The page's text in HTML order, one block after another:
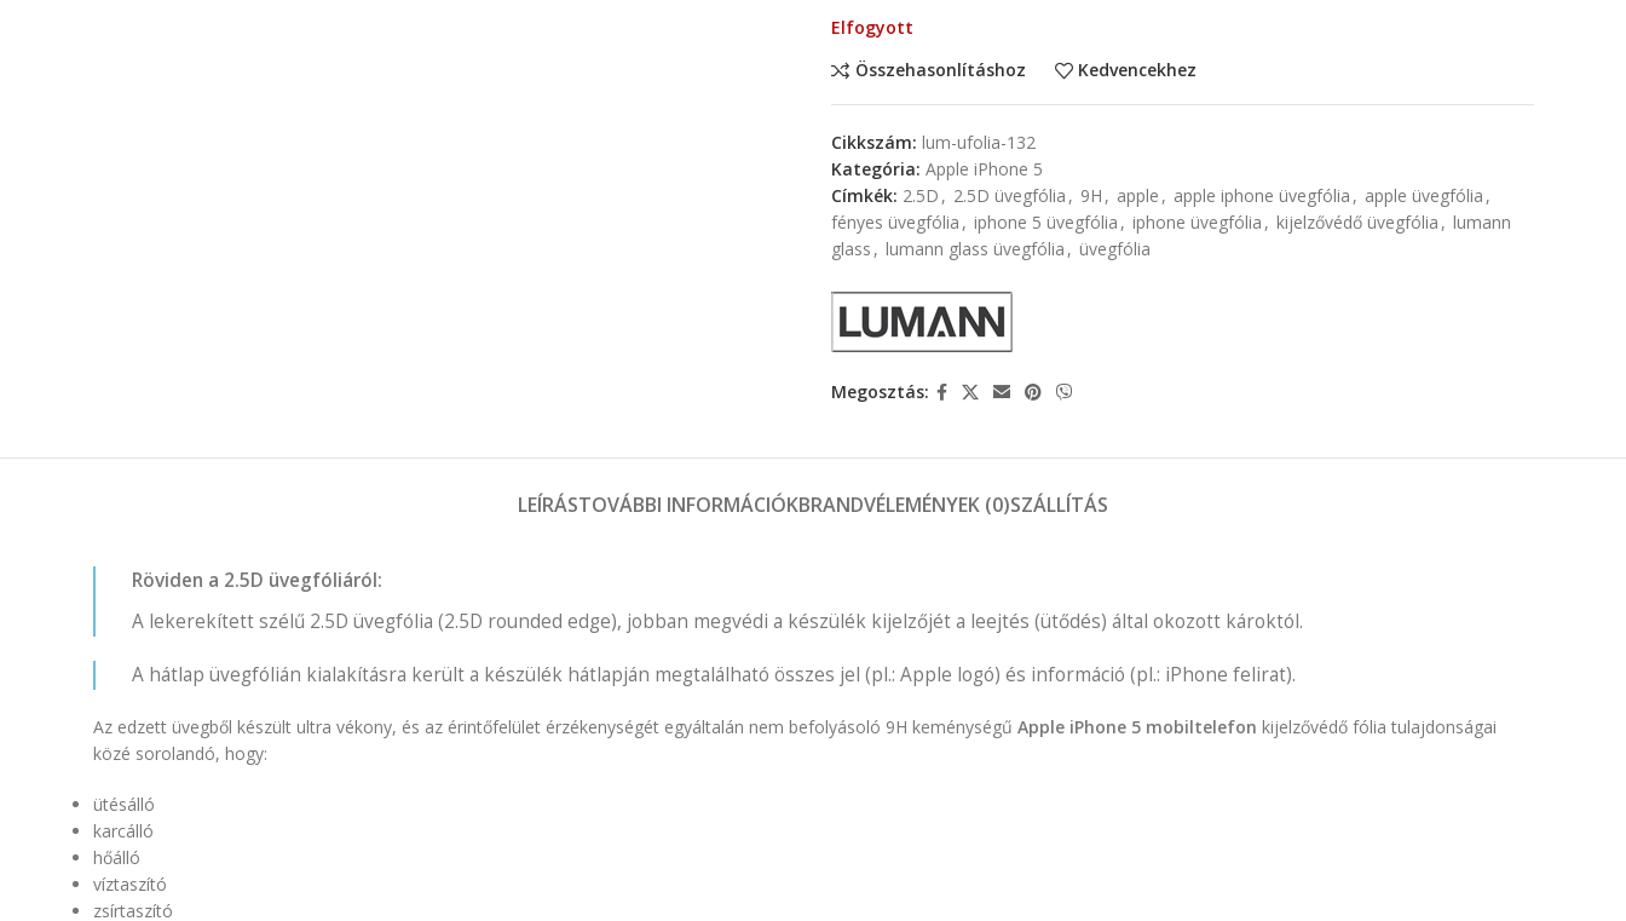
Elfogyott
Összehasonlításhoz
Kedvencekhez
Cikkszám: lum-ufolia-132
Kategória: Apple iPhone 5
Címkék: 2.5D , 2.5D üvegfólia , 9H , apple , apple iphone üvegfólia , apple üvegfólia ,
fényes üvegfólia , iphone 5 üvegfólia , iphone üvegfólia , kijelzővédő üvegfólia , lumann
glass , lumann glass üvegfólia , üvegfólia
Megosztás:
LEÍRÁSTOVÁBBI INFORMÁCIÓKBRANDVÉLEMÉNYEK (0)SZÁLLÍTÁS
Röviden a 2.5D üvegfóliáról:
A lekerekített szélű 2.5D üvegfólia (2.5D rounded edge), jobban megvédi a készülék kijelzőjét a leejtés (ütődés) által okozott károktól.
A hátlap üvegfólián kialakításra került a készülék hátlapján megtalálható összes jel (pl.: Apple logó) és információ (pl.: iPhone felirat).
Az edzett üvegből készült ultra vékony, és az érintőfelület érzékenységét egyáltalán nem befolyásoló 9H keménységű Apple iPhone 5 mobiltelefon kijelzővédő fólia tulajdonságai
közé sorolandó, hogy:
ütésálló
karcálló
hőálló
víztaszító
zsírtaszító